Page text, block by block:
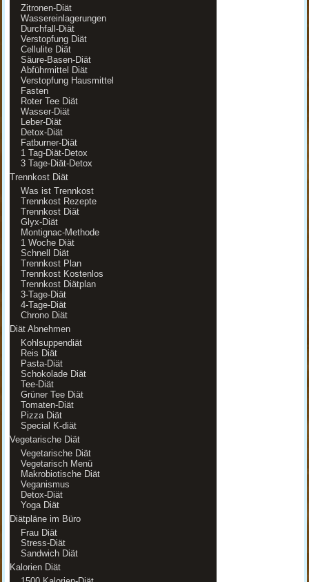
Zitronen-Diät
Wassereinlagerungen
Durchfall-Diät
Verstopfung Diät
Cellulite Diät
Säure-Basen-Diät
Abführmittel Diät
Verstopfung Hausmittel
Fasten
Roter Tee Diät
Wasser-Diät
Leber-Diät
Detox-Diät
Fatburner-Diät
1 Tag-Diät-Detox
3 Tage-Diät-Detox
Trennkost Diät
Was ist Trennkost
Trennkost Rezepte
Trennkost Diät
Glyx-Diät
Montignac-Methode
1 Woche Diät
Schnell Diät
Trennkost Plan
Trennkost Kostenlos
Trennkost Diätplan
3-Tage-Diät
4-Tage-Diät
Chrono Diät
Diät Abnehmen
Kohlsuppendiät
Reis Diät
Pasta-Diät
Schokolade Diät
Tee-Diät
Grüner Tee Diät
Tomaten-Diät
Pizza Diät
Special K-diät
Vegetarische Diät
Vegetarische Diät
Vegetarisch Menü
Makrobiotische Diät
Veganismus
Detox-Diät
Yoga Diät
Diätpläne im Büro
Frau Diät
Stress-Diät
Sandwich Diät
Kalorien Diät